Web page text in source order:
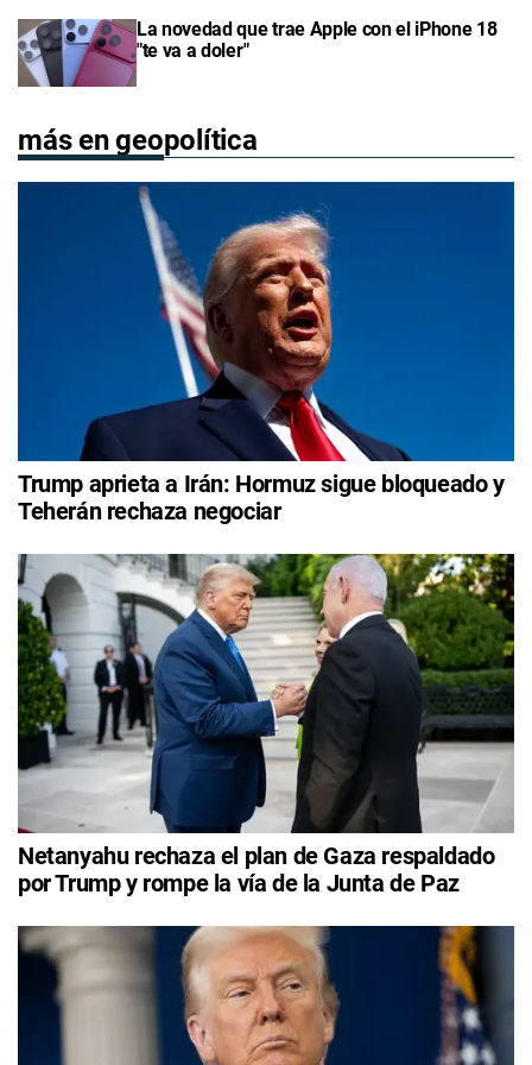
La novedad que trae Apple con el iPhone 18
"te va a doler"
más en geopolítica
Trump aprieta a Irán: Hormuz sigue bloqueado y
Teherán rechaza negociar
Netanyahu rechaza el plan de Gaza respaldado
por Trump y rompe la vía de la Junta de Paz